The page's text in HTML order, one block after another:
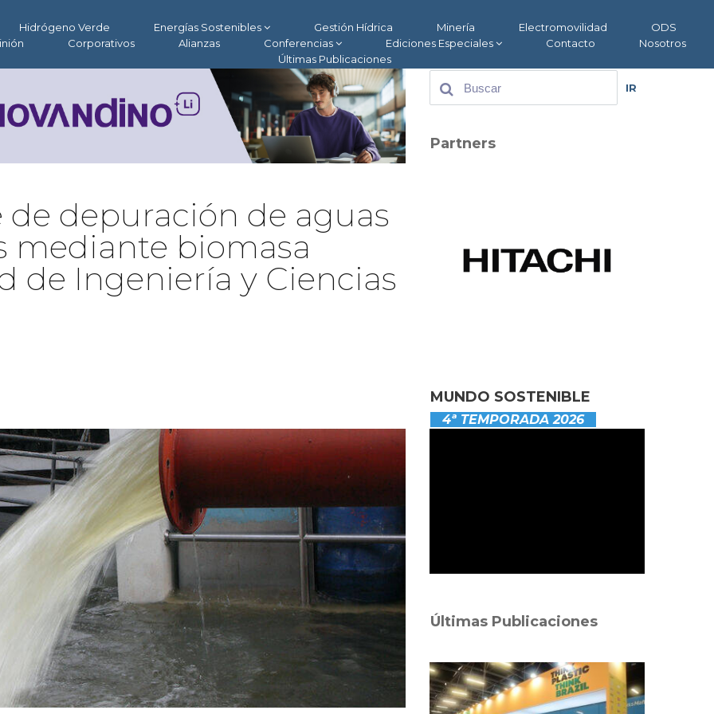
Hidrógeno Verde Energías Sostenibles Gestión Hídrica Minería Electromovilidad
ODS
Corporativos Alianzas Conferencias Ediciones Especiales Contacto
Nosotros
Últimas Publicaciones
depuración de aguas
mediante biomasa
de Ingeniería y Ciencias
IR
Partners
MUNDO SOSTENIBLE
4ª TEMPORADA 2026
Últimas Publicaciones